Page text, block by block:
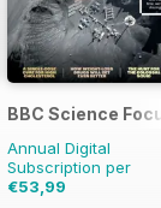
BBC Science
Annual Digital
Subscription per
€53,99